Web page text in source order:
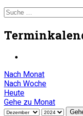
Nach Monat
Nach Woche
Heute
Gehe zu Monat